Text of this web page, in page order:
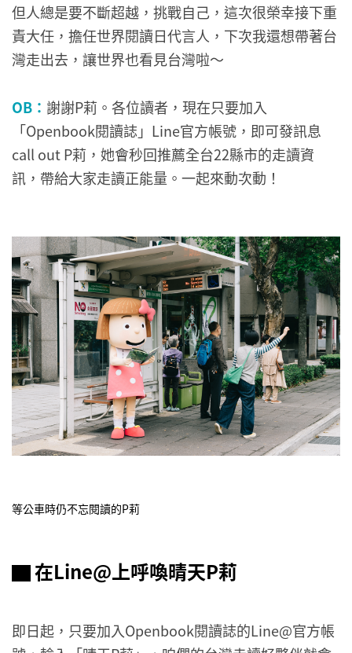
但人總是要不斷超越，挑戰自己，這次很榮幸接下重
責大任，擔任世界閱讀日代言人，下次我還想帶著台
灣走出去，讓世界也看見台灣啦～
OB： 謝謝P莉。各位讀者，現在只要加入
「Openbook閱讀誌」Line官方帳號，即可發訊息
call out P莉，她會秒回推薦全台22縣市的走讀資
訊，帶給大家走讀正能量。一起來動次動！
等公車時仍不忘閱讀的P莉
▇ 在Line@上呼喚晴天P莉
即日起，只要加入Openbook閱讀誌的Line@官方帳